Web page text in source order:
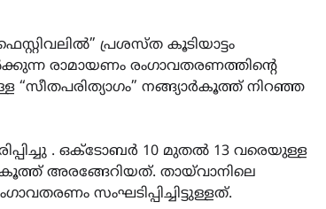
പ്രശസ്ത കൂടിയാട്ടം
രാമായണം രംഗാവതരണത്തിന്റെ
“സീതപരിത്യാഗം” നങ്ങ്യാർകൂത്ത് നിറഞ്ഞ
. ഒക്ടോബർ 10 മുതൽ 13 വരെയുള്ള
അരങ്ങേറിയത്. തായ്‌വാനിലെ
സംഘടിപ്പിച്ചിട്ടുള്ളത്.